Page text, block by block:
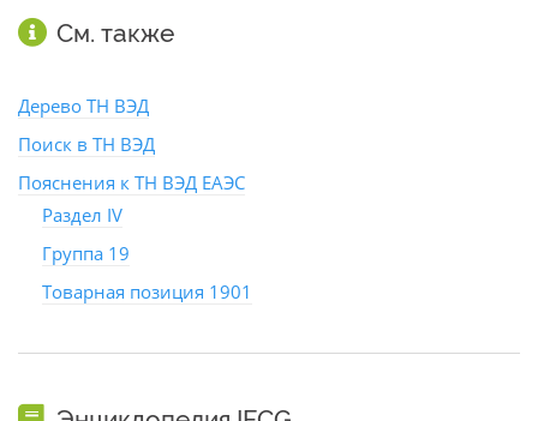
См. также
Дерево ТН ВЭД
Поиск в ТН ВЭД
Пояснения к ТН ВЭД ЕАЭС
Раздел IV
Группа 19
Товарная позиция 1901